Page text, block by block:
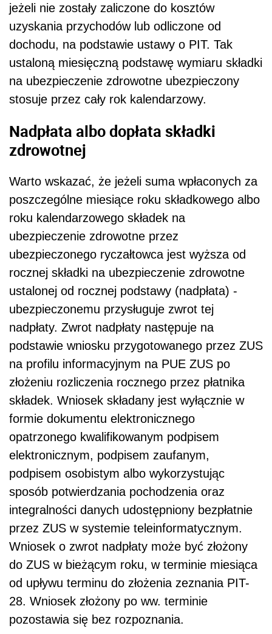
jeżeli nie zostały zaliczone do kosztów
uzyskania przychodów lub odliczone od
dochodu, na podstawie ustawy o PIT. Tak
ustaloną miesięczną podstawę wymiaru składki
na ubezpieczenie zdrowotne ubezpieczony
stosuje przez cały rok kalendarzowy.
Nadpłata albo dopłata składki
zdrowotnej
Warto wskazać, że jeżeli suma wpłaconych za
poszczególne miesiące roku składkowego albo
roku kalendarzowego składek na
ubezpieczenie zdrowotne przez
ubezpieczonego ryczałtowca jest wyższa od
rocznej składki na ubezpieczenie zdrowotne
ustalonej od rocznej podstawy (nadpłata) -
ubezpieczonemu przysługuje zwrot tej
nadpłaty. Zwrot nadpłaty następuje na
podstawie wniosku przygotowanego przez ZUS
na profilu informacyjnym na PUE ZUS po
złożeniu rozliczenia rocznego przez płatnika
składek. Wniosek składany jest wyłącznie w
formie dokumentu elektronicznego
opatrzonego kwalifikowanym podpisem
elektronicznym, podpisem zaufanym,
podpisem osobistym albo wykorzystując
sposób potwierdzania pochodzenia oraz
integralności danych udostępniony bezpłatnie
przez ZUS w systemie teleinformatycznym.
Wniosek o zwrot nadpłaty może być złożony
do ZUS w bieżącym roku, w terminie miesiąca
od upływu terminu do złożenia zeznania PIT-
28. Wniosek złożony po ww. terminie
pozostawia się bez rozpoznania.